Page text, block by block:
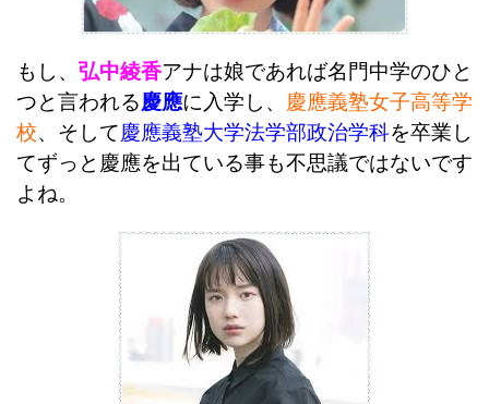
もし、 弘中綾香アナは娘であれば名門中学のひと
つと言われる慶應に入学し、 慶應義塾女子高等学
校、そして慶應義塾大学法学部政治学科を卒業し
てずっと慶應を出ている事も不思議ではないです
よね。